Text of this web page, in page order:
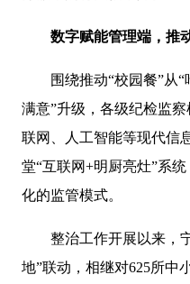
数字赋能管理端，推
围绕推动“校园餐”从“
满意”升级，各级纪检监
联网、人工智能等现代信
堂“互联网+明厨亮灶”系
化的监管模式。
整治工作开展以来，宁
地”联动，相继对625所中